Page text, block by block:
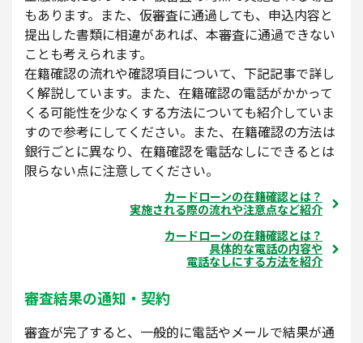
もあります。また、仮審査に通過しても、申込内容と
提出した書類に相違があれば、本審査に通過できない
ことも考えられます。
在籍確認の流れや確認項目について、下記記事で詳し
く解説しています。また、在籍確認の電話がかかって
くる可能性を少なくする方法についても紹介していま
すので参考にしてください。また、在籍確認の方法は
銀行ごとに異なり、在籍確認を電話なしにできるとは
限らない点に注意してください。
カードローンの在籍確認とは？
実施される際の流れや注意点など紹介
カードローンの在籍確認とは？
具体的な電話の内容や
電話なしにする方法を紹介
審査結果の通知・契約
審査が完了すると、一般的に電話やメールで結果が通